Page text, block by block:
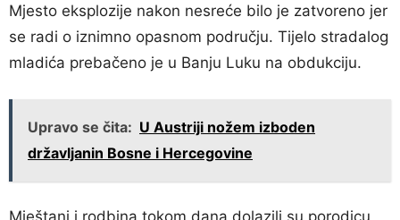
Mjesto eksplozije nakon nesreće bilo je zatvoreno jer
se radi o iznimno opasnom području. Tijelo stradalog
mladića prebačeno je u Banju Luku na obdukciju.
Upravo se čita: U Austriji nožem izboden
državljanin Bosne i Hercegovine
Mještani i rodbina tokom dana dolazili su porodicu